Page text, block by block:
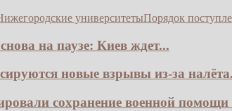
университетыПорядок
на паузе: Киев ждет...
новые взрывы из-за
сохранение военной